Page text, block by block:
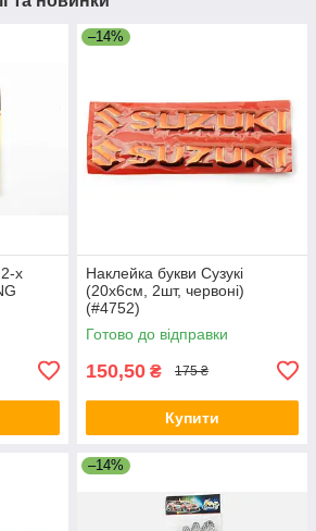
х
–14%
Наклейка букви Сузукі
(20х6см, 2шт, червоні)
(#4752)
Готово до відправки
150,50 ₴ 175 ₴
Купити
–14%